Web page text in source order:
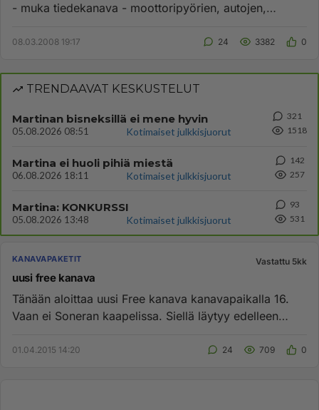
- muka tiedekanava - moottoripyörien, autojen,
08.03.2008 19:17 24 3382 0
TRENDAAVAT KESKUSTELUT
Martinan bisneksillä ei mene hyvin
05.08.2026 08:51 Kotimaiset julkkisjuorut
321
1518
Martina ei huoli pihiä miestä
06.08.2026 18:11 Kotimaiset julkkisjuorut
142
257
Martina: KONKURSSI
05.08.2026 13:48 Kotimaiset julkkisjuorut
93
531
KANAVAPAKETIT Vastattu 5kk
uusi free kanava
Tänään aloittaa uusi Free kanava kanavapaikalla 16.
Vaan ei Soneran kaapelissa. Siellä läytyy edelleen
01.04.2015 14:20 24 709 0